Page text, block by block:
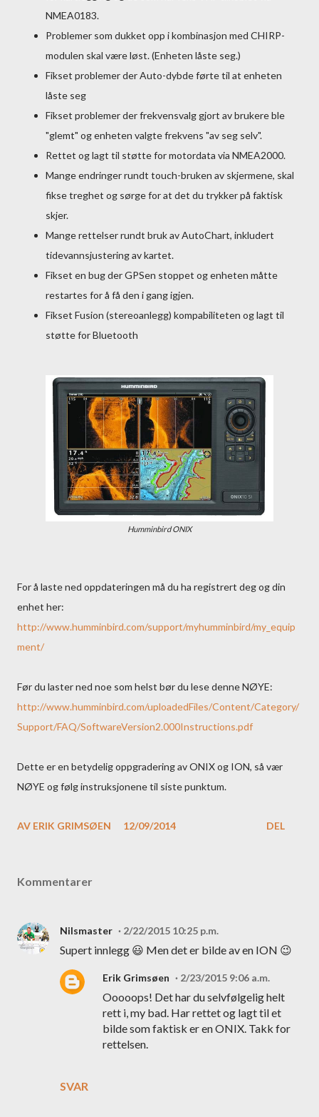
NMEA0183.
Problemer som dukket opp i kombinasjon med CHIRP-
modulen skal være løst. (Enheten låste seg.)
Fikset problemer der Auto-dybde førte til at enheten
låste seg
Fikset problemer der frekvensvalg gjort av brukere ble
"glemt" og enheten valgte frekvens "av seg selv".
Rettet og lagt til støtte for motordata via NMEA2000.
Mange endringer rundt touch-bruken av skjermene, skal
fikse treghet og sørge for at det du trykker på faktisk
skjer.
Mange rettelser rundt bruk av AutoChart, inkludert
tidevannsjustering av kartet.
Fikset en bug der GPSen stoppet og enheten måtte
restartes for å få den i gang igjen.
Fikset Fusion (stereoanlegg) kompabiliteten og lagt til
støtte for Bluetooth
Humminbird ONIX
For å laste ned oppdateringen må du ha registrert deg og din
enhet her:
http://www.humminbird.com/support/myhumminbird/my_equip
ment/
Før du laster ned noe som helst bør du lese denne NØYE:
http://www.humminbird.com/uploadedFiles/Content/Category/
Support/FAQ/SoftwareVersion2.000Instructions.pdf
Dette er en betydelig oppgradering av ONIX og ION, så vær
NØYE og følg instruksjonene til siste punktum.
AV ERIK GRIMSØEN 12/09/2014 DEL
Kommentarer
Nilsmaster 2/22/2015 10:25 p.m.
Supert innlegg 😃 Men det er bilde av en ION 😉
SVAR
Erik Grimsøen 2/23/2015 9:06 a.m.
Ooooops! Det har du selvfølgelig helt
rett i, my bad. Har rettet og lagt til et
bilde som faktisk er en ONIX. Takk for
rettelsen.